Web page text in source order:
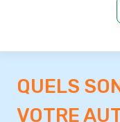
QUELS
VOTRE